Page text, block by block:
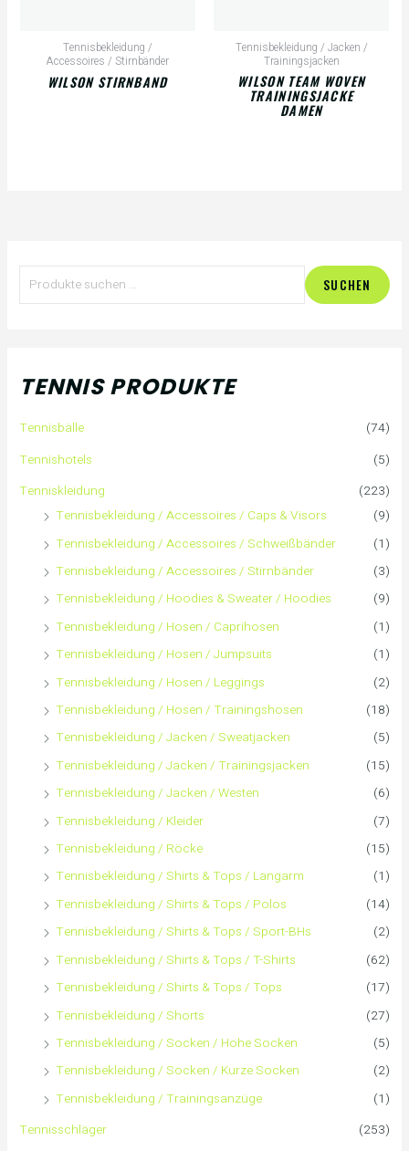
Tennisbekleidung /
Accessoires / Stirnbänder
WILSON STIRNBAND
Tennisbekleidung / Jacken /
Trainingsjacken
WILSON TEAM WOVEN
TRAININGSJACKE
DAMEN
n
SUCHEN
TENNIS PRODUKTE
Tennisbälle
(74)
Tennishotels
(5)
Tenniskleidung
(223)
Tennisbekleidung / Accessoires / Caps & Visors
(9)
Tennisbekleidung / Accessoires / Schweißbänder
(1)
Tennisbekleidung / Accessoires / Stirnbänder
(3)
Tennisbekleidung / Hoodies & Sweater / Hoodies
(9)
Tennisbekleidung / Hosen / Caprihosen
(1)
Tennisbekleidung / Hosen / Jumpsuits
(1)
Tennisbekleidung / Hosen / Leggings
(2)
Tennisbekleidung / Hosen / Trainingshosen
(18)
Tennisbekleidung / Jacken / Sweatjacken
(5)
Tennisbekleidung / Jacken / Trainingsjacken
(15)
Tennisbekleidung / Jacken / Westen
(6)
Tennisbekleidung / Kleider
(7)
Tennisbekleidung / Röcke
(15)
Tennisbekleidung / Shirts & Tops / Langarm
(1)
Tennisbekleidung / Shirts & Tops / Polos
(14)
Tennisbekleidung / Shirts & Tops / Sport-BHs
(2)
Tennisbekleidung / Shirts & Tops / T-Shirts
(62)
Tennisbekleidung / Shirts & Tops / Tops
(17)
Tennisbekleidung / Shorts
(27)
Tennisbekleidung / Socken / Hohe Socken
(5)
Tennisbekleidung / Socken / Kurze Socken
(2)
Tennisbekleidung / Trainingsanzüge
(1)
Tennisschläger
(253)